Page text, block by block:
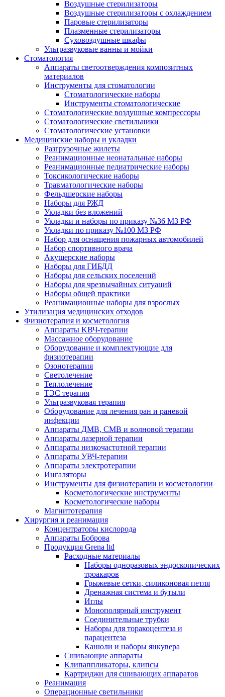
Воздушные стерилизаторы
Воздушные стерилизаторы с охлаждением
Паровые стерилизаторы
Плазменные стерилизаторы
Суховоздушные шкафы
Ультразвуковые ванны и мойки
Стоматология
Аппараты светоотверждения композитных
материалов
Инструменты для стоматологии
Стоматологические наборы
Инструменты стоматологические
Стоматологические воздушные компрессоры
Стоматологические светильники
Стоматологические установки
Медицинские наборы и укладки
Разгрузочные жилеты
Реанимационные неонатальные наборы
Реанимационные педиатрические наборы
Токсикологические наборы
Травматологические наборы
Фельдшерские наборы
Наборы для РЖД
Укладки без вложений
Укладки и наборы по приказу №36 МЗ РФ
Укладки по приказу №100 МЗ РФ
Набор для оснащения пожарных автомобилей
Набор спортивного врача
Акушерские наборы
Наборы для ГИБДД
Наборы для сельских поселений
Наборы для чрезвычайных ситуаций
Наборы общей практики
Реанимационные наборы для взрослых
Утилизация медицинских отходов
Физиотерапия и косметология
Аппараты KВЧ-терапии
Массажное оборудование
Оборудование и комплектующие для
физиотерапии
Озонотерапия
Светолечение
Теплолечение
ТЭС терапия
Ультразвуковая терапия
Оборудование для лечения ран и раневой
инфекции
Аппараты ДМВ, СМВ и волновой терапии
Аппараты лазерной терапии
Аппараты низкочастотной терапии
Аппараты УВЧ-терапии
Аппараты электротерапии
Ингаляторы
Инструменты для физиотерапии и косметологии
Косметологические инструменты
Косметологические наборы
Магнитотерапия
Хирургия и реанимация
Концентраторы кислорода
Аппараты Боброва
Продукция Grena ltd
Расходные материалы
Наборы одноразовых эндоскопических
троакаров
Грыжевые сетки, силиконовая петля
Дренажная система и бутыли
Иглы
Монополярный инструмент
Соединительные трубки
Наборы для торакоцентеза и
парацентеза
Канюли и наборы янкувера
Сшивающие аппараты
Клипаппликаторы, клипсы
Картриджи для сшивающих аппаратов
Реанимация
Операционные светильники